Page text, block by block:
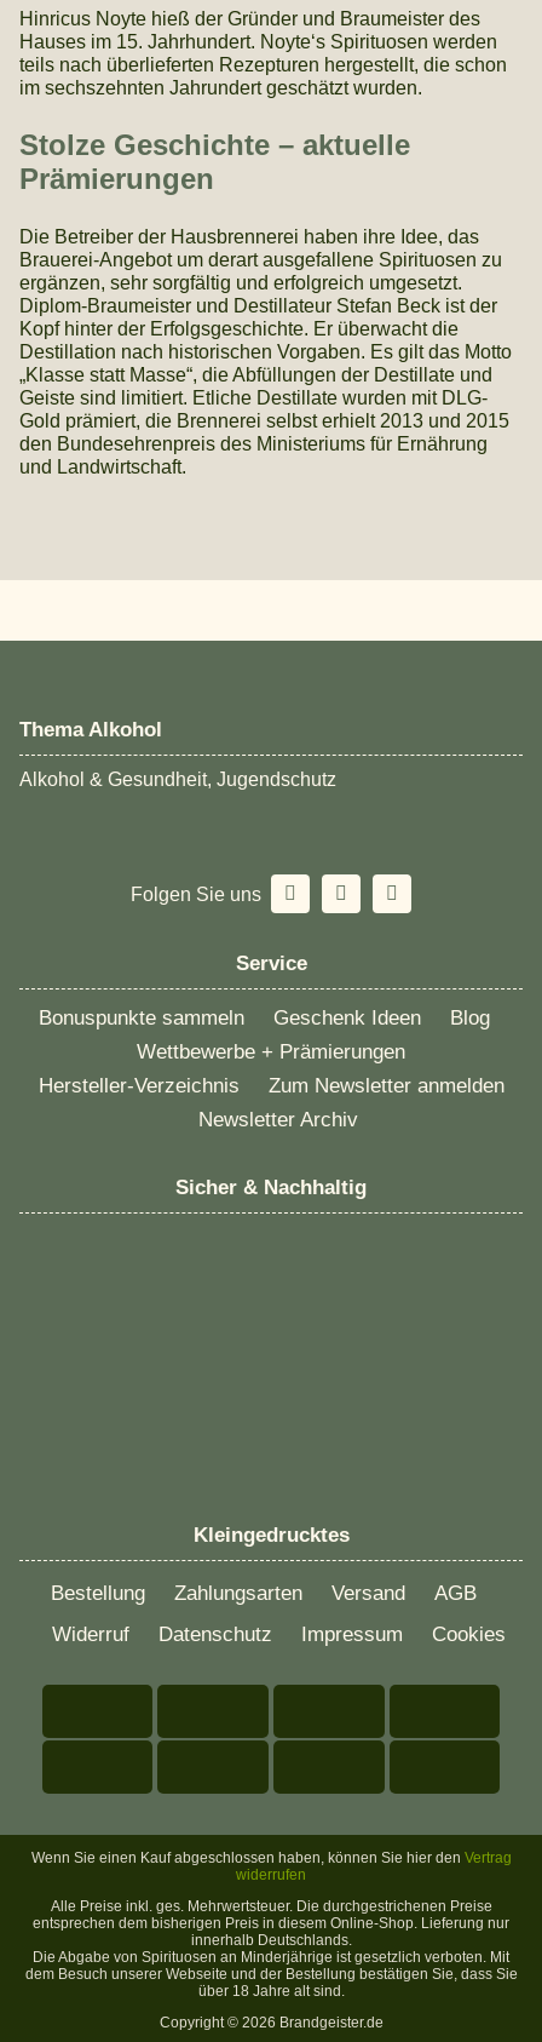
Hinricus Noyte hieß der Gründer und Braumeister des
Hauses im 15. Jahrhundert. Noyte‘s Spirituosen werden
teils nach überlieferten Rezepturen hergestellt, die schon
im sechszehnten Jahrundert geschätzt wurden.
Stolze Geschichte – aktuelle
Prämierungen
Die Betreiber der Hausbrennerei haben ihre Idee, das
Brauerei-Angebot um derart ausgefallene Spirituosen zu
ergänzen, sehr sorgfältig und erfolgreich umgesetzt.
Diplom-Braumeister und Destillateur Stefan Beck ist der
Kopf hinter der Erfolgsgeschichte. Er überwacht die
Destillation nach historischen Vorgaben. Es gilt das Motto
„Klasse statt Masse“, die Abfüllungen der Destillate und
Geiste sind limitiert. Etliche Destillate wurden mit DLG-
Gold prämiert, die Brennerei selbst erhielt 2013 und 2015
den Bundesehrenpreis des Ministeriums für Ernährung
und Landwirtschaft.
Thema Alkohol
Alkohol & Gesundheit, Jugendschutz
Folgen Sie uns
Service
Bonuspunkte sammeln Geschenk Ideen
Blog
Wettbewerbe + Prämierungen
Hersteller-Verzeichnis
Zum Newsletter anmelden
Newsletter Archiv
Sicher & Nachhaltig
Kleingedrucktes
Bestellung Zahlungsarten Versand
AGB
Widerruf
Datenschutz Impressum Cookies
Wenn Sie einen Kauf abgeschlossen haben, können Sie hier den Vertrag
widerrufen
Alle Preise inkl. ges. Mehrwertsteuer. Die durchgestrichenen Preise
entsprechen dem bisherigen Preis in diesem Online-Shop. Lieferung nur
innerhalb Deutschlands.
Die Abgabe von Spirituosen an Minderjährige ist gesetzlich verboten. Mit
dem Besuch unserer Webseite und der Bestellung bestätigen Sie, dass Sie
über 18 Jahre alt sind.
Copyright © 2026 Brandgeister.de